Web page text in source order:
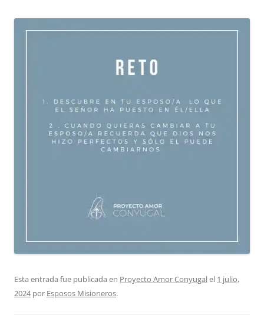
Esta entrada fue publicada en Proyecto Amor Conyugalel 1 julio,
2024por Esposos Misioneros.